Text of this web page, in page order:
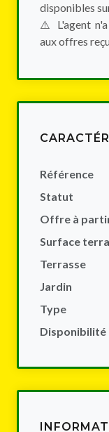
disponibles
⚠️️‍‍‍ L'agent n'a
aux offres
Référence
Statut
Offre à
Surface
Terrasse
Jardin
Type
Disponibilité